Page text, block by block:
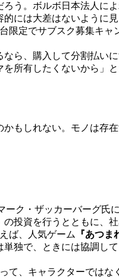
う。ボルボ日本法人に
には大差はないように
限定でサブスク募集キ
ら、購入して分割払い
所有したくないから」
もしれない。モノは存
ク・ザッカーバーグ氏
投資を行うとともに、社
ば、人気ゲーム 『あつま
独で、ときには協調し
て、キャラクターでは